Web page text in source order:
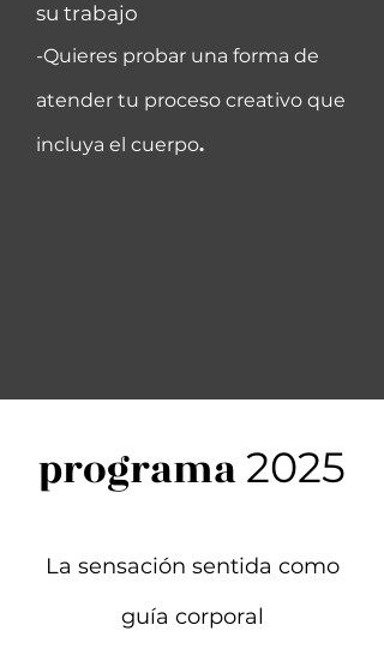
su trabajo
-Quieres probar una forma de
atender tu proceso creativo que
incluya el cuerpo.
programa2025
La sensación sentida como
guía corporal